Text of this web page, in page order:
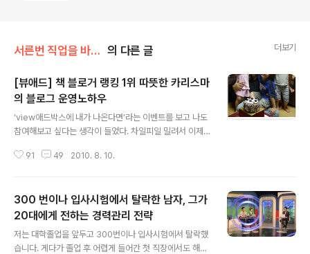
서른번 직업을 바꾼 남자 의 다른 글 더보기
[뷰애드] 책 블로거 랭킹 1위 따뜻한 카리스마
의 블로그 운영노하우
‘view애드박스에 내가 나온다면’라는 이벤트를 보고 나도
참여해보고 싶다는 생각이 들었다. 차일피일 밀려서 이제
게 시작해서, 어떻게 쓰고, 어떻게 활용하고 있는지 소개해
로필 사진에 아이들이 모두 내 아이들이냐는 것이다. 나도
이 아이들이 모두 우리 아이들이었으면 좋겠다^^ 앞에 둘
만 우리 아이들 이고 나머지 아이들은. 마흔 두 살의 내 생
일날 밤 9시에 놀러온 이웃 아이들이다. 관련글: 동네 아
91 49 2010. 8. 10.
300 번이나 입사시험에서 탈락한 남자, 그가
20대에게 전하는 경력관리 전략
저는 대학졸업을 앞두고 300번이나 입사시험에서 탈락했
습니다. 게다가 졸업 후 어렵게 들어간 첫 직장에서도 해고